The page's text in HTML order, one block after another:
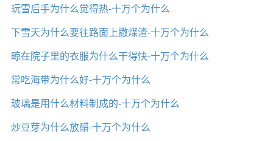
玩雪后手为什么觉得热-十万个为什么
下雪天为什么要往路面上撒煤渣-十万个为什么
晾在院子里的衣服为什么干得快-十万个为什么
常吃海带为什么好-十万个为什么
玻璃是用什么材料制成的-十万个为什么
炒豆芽为什么放醋-十万个为什么